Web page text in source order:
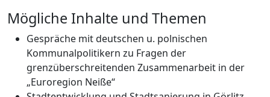
Mögliche Inhalte und Themen
Gespräche mit deutschen u. polnischen
Kommunalpolitikern zu Fragen der
grenzüberschreitenden Zusammenarbeit in der
„Euroregion Neiße“